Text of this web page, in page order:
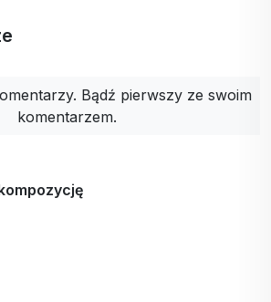
Bądź pierwszy ze swoim
komentarzem.